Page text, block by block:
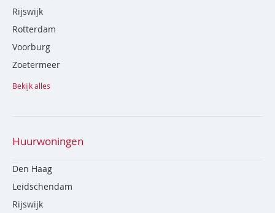
Rijswijk
Rotterdam
Voorburg
Zoetermeer
Bekijk alles
Huurwoningen
Den Haag
Leidschendam
Rijswijk